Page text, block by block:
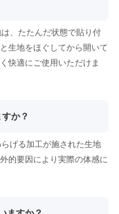
、たたんだ状態で貼り付
生地をほぐしてから開いて
快適にご使用いただけま
か？
げる加工が施された生地
的要因により実際の体感に